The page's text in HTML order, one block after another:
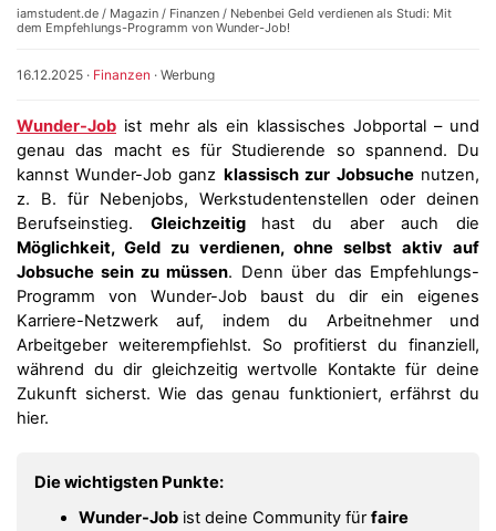
iamstudent.de / Magazin / Finanzen / Nebenbei Geld verdienen als Studi: Mit
dem Empfehlungs-Programm von Wunder-Job!
16.12.2025 · Finanzen · Werbung
Wunder-Job ist mehr als ein klassisches Jobportal – und
genau das macht es für Studierende so spannend. Du
kannst Wunder-Job ganz klassisch zur Jobsuchenutzen,
z. B. für Nebenjobs, Werkstudentenstellen oder deinen
Berufseinstieg. Gleichzeitig hast du aber auch die
Möglichkeit, Geld zu verdienen, ohne selbst aktiv auf
Jobsuche sein zu müssen. Denn über das Empfehlungs-
Programm von Wunder-Job baust du dir ein eigenes
Karriere-Netzwerk auf, indem du Arbeitnehmer und
Arbeitgeber weiterempfiehlst. So profitierst du finanziell,
während du dir gleichzeitig wertvolle Kontakte für deine
Zukunft sicherst. Wie das genau funktioniert, erfährst du
hier.
Die wichtigsten Punkte:
Wunder-Job ist deine Community fürfaire